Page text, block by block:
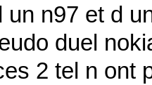
un n97 et d
duel
2 tel n ont